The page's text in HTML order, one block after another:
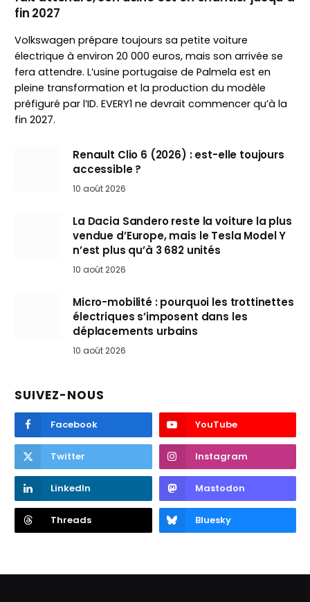
fin 2027
Volkswagen prépare toujours sa petite voiture
électrique à environ 20 000 euros, mais son arrivée se
fera attendre. L’usine portugaise de Palmela est en
pleine transformation et la production du modèle
préfiguré par l’ID. EVERY1 ne devrait commencer qu’à la
fin 2027.
Renault Clio 6 (2026) : est-elle toujours
accessible ?
10 août 2026
La Dacia Sandero reste la voiture la plus
vendue d’Europe, mais le Tesla Model Y
n’est plus qu’à 3 682 unités
10 août 2026
Micro-mobilité : pourquoi les trottinettes
électriques s’imposent dans les
déplacements urbains
10 août 2026
SUIVEZ-NOUS
Facebook YouTube
Twitter Instagram
LinkedIn Mastodon
Threads Bluesky